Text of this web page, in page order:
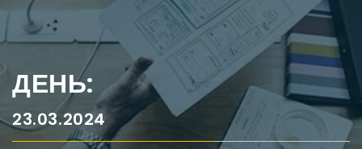
ДЕНЬ:
23.03.2024